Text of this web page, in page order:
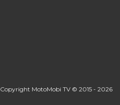
Copyright MotoMobi TV © 2015 - 2026